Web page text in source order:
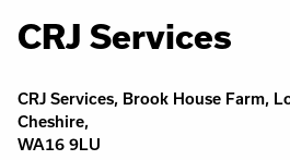
CRJ Services
CRJ Services, Brook House Farm,
Cheshire,
WA16 9LU